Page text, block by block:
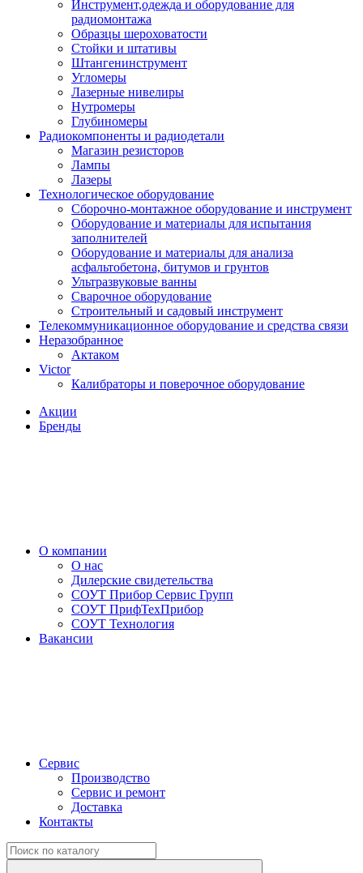
Инструмент,одежда и оборудование для
радиомонтажа
Образцы шероховатости
Стойки и штативы
Штангенинструмент
Угломеры
Лазерные нивелиры
Нутромеры
Глубиномеры
Радиокомпоненты и радиодетали
Магазин резисторов
Лампы
Лазеры
Технологическое оборудование
Сборочно-монтажное оборудование и инструмент
Оборудование и материалы для испытания
заполнителей
Оборудование и материалы для анализа
асфальтобетона, битумов и грунтов
Ультразвуковые ванны
Сварочное оборудование
Строительный и садовый инструмент
Телекоммуникационное оборудование и средства связи
Неразобранное
Актаком
Victor
Калибраторы и поверочное оборудование
Акции
Бренды
О компании
О нас
Дилерские свидетельства
СОУТ Прибор Сервис Групп
СОУТ ПрифТехПрибор
СОУТ Технология
Вакансии
Сервис
Производство
Сервис и ремонт
Доставка
Контакты